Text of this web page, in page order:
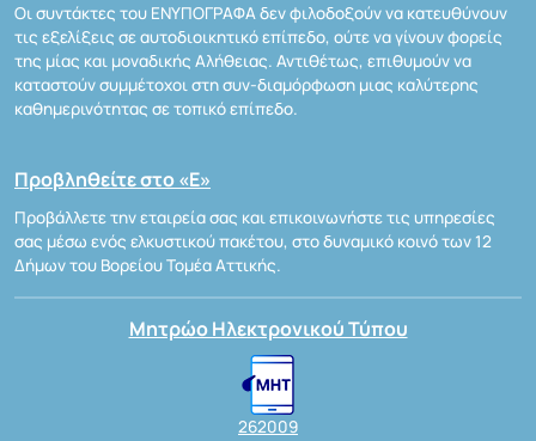
Οι συντάκτες του ΕΝΥΠΟΓΡΑΦΑ δεν φιλοδοξούν να κατευθύνουν
τις εξελίξεις σε αυτοδιοικητικό επίπεδο, ούτε να γίνουν φορείς
της μίας και μοναδικής Αλήθειας. Αντιθέτως, επιθυμούν να
καταστούν συμμέτοχοι στη συν-διαμόρφωση μιας καλύτερης
καθημερινότητας σε τοπικό επίπεδο.
Προβληθείτε στο «Ε»
Προβάλλετε την εταιρεία σας και επικοινωνήστε τις υπηρεσίες
σας μέσω ενός ελκυστικού πακέτου, στο δυναμικό κοινό των 12
Δήμων του Βορείου Τομέα Αττικής.
Μητρώο Ηλεκτρονικού Τύπου
262009